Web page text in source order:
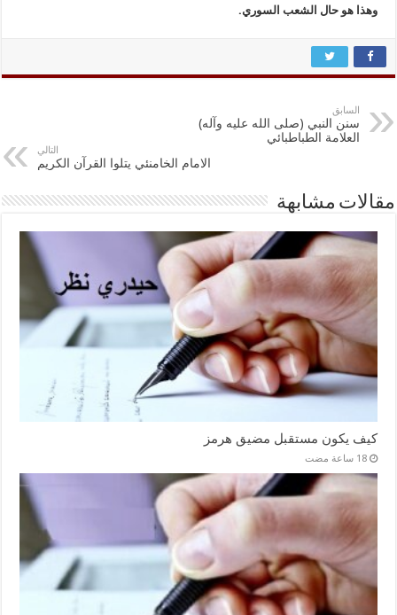
وهذا هو حال الشعب السوري.
السابق
سنن النبي (صلى الله عليه وآله)
العلامة الطباطبائي
التالي
الامام الخامنئي يتلوا القرآن الكريم
مقالات مشابهة
كيف يكون مستقبل مضيق هرمز
‏18 ساعة مضت